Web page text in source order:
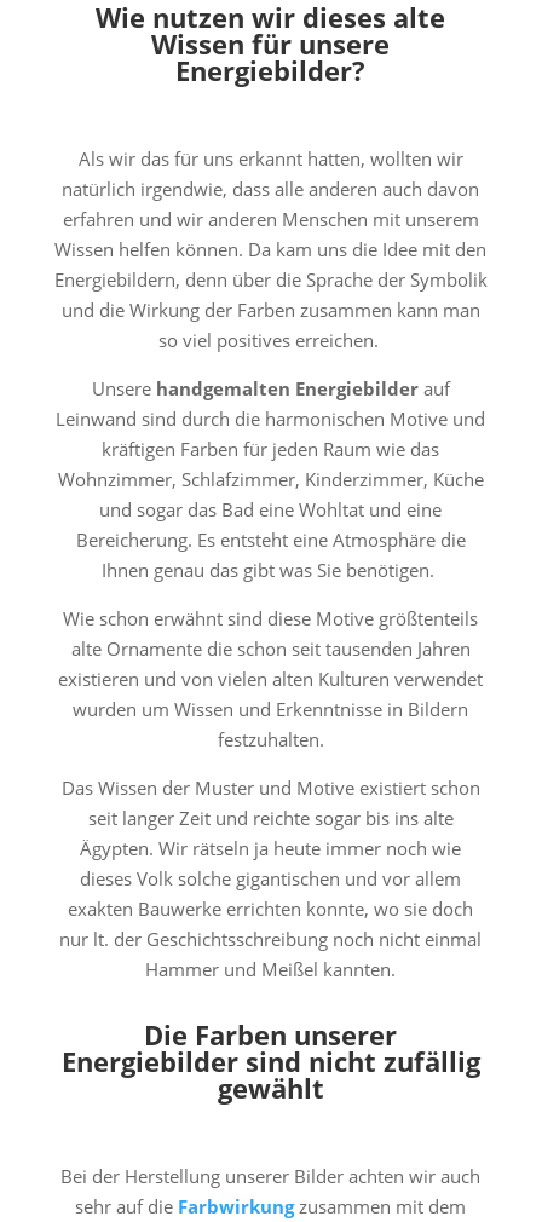
Wie nutzen wir dieses alte
Wissen für unsere
Energiebilder?
Als wir das für uns erkannt hatten, wollten wir
natürlich irgendwie, dass alle anderen auch davon
erfahren und wir anderen Menschen mit unserem
Wissen helfen können. Da kam uns die Idee mit den
Energiebildern, denn über die Sprache der Symbolik
und die Wirkung der Farben zusammen kann man
so viel positives erreichen.
Unsere handgemalten Energiebilderauf
Leinwand sind durch die harmonischen Motive und
kräftigen Farben für jeden Raum wie das
Wohnzimmer, Schlafzimmer, Kinderzimmer, Küche
und sogar das Bad eine Wohltat und eine
Bereicherung. Es entsteht eine Atmosphäre die
Ihnen genau das gibt was Sie benötigen.
Wie schon erwähnt sind diese Motive größtenteils
alte Ornamente die schon seit tausenden Jahren
existieren und von vielen alten Kulturen verwendet
wurden um Wissen und Erkenntnisse in Bildern
festzuhalten.
Das Wissen der Muster und Motive existiert schon
seit langer Zeit und reichte sogar bis ins alte
Ägypten. Wir rätseln ja heute immer noch wie
dieses Volk solche gigantischen und vor allem
exakten Bauwerke errichten konnte, wo sie doch
nur lt. der Geschichtsschreibung noch nicht einmal
Hammer und Meißel kannten.
Die Farben unserer
Energiebilder sind nicht zufällig
gewählt
Bei der Herstellung unserer Bilder achten wir auch
sehr auf die Farbwirkungzusammen mit dem